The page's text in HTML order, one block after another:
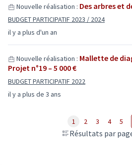
il y a plus d'un an
Nouvelle réalisation : Des arbres et
BUDGET PARTICIPATIF 2023 / 2024
il y a plus de 3 ans
Nouvelle réalisation : Mallette de
Projet n°19 – 5 000 €
BUDGET PARTICIPATIF 2022
Résultats par
1 2 3 4 5